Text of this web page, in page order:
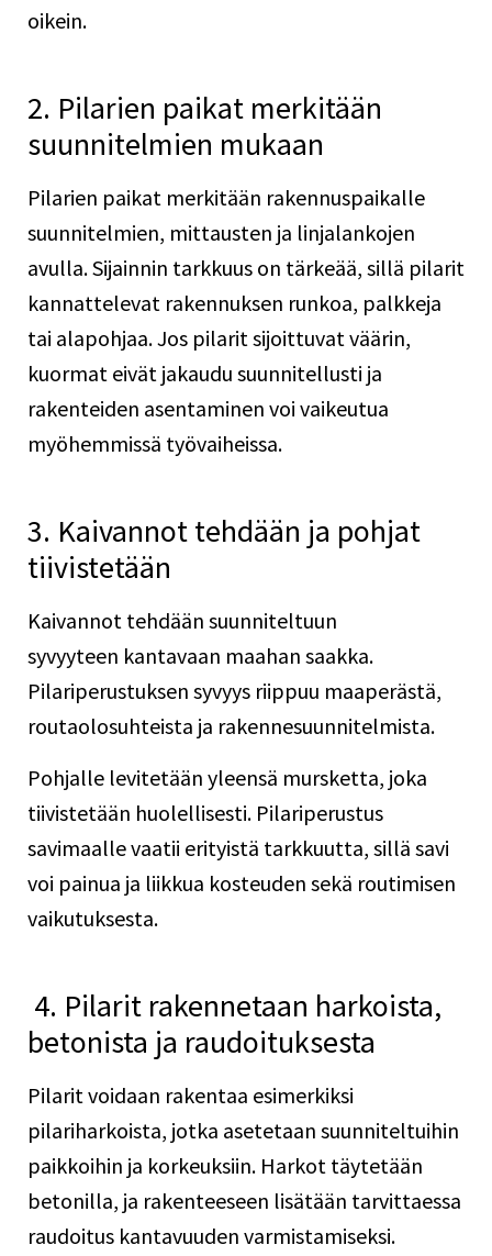
oikein.
2. Pilarien paikat merkitään
suunnitelmien mukaan
Pilarien paikat merkitään rakennuspaikalle
suunnitelmien, mittausten ja linjalankojen
avulla. Sijainnin tarkkuus on tärkeää, sillä pilarit
kannattelevat rakennuksen runkoa, palkkeja
tai alapohjaa. Jos pilarit sijoittuvat väärin,
kuormat eivät jakaudu suunnitellusti ja
rakenteiden asentaminen voi vaikeutua
myöhemmissä työvaiheissa.
3. Kaivannot tehdään ja pohjat
tiivistetään
Kaivannot tehdään suunniteltuun
syvyyteen kantavaan maahan saakka.
Pilariperustuksen syvyys riippuu maaperästä,
routaolosuhteista ja rakennesuunnitelmista.
Pohjalle levitetään yleensä mursketta, joka
tiivistetään huolellisesti. Pilariperustus
savimaalle vaatii erityistä tarkkuutta, sillä savi
voi painua ja liikkua kosteuden sekä routimisen
vaikutuksesta.
4. Pilarit rakennetaan harkoista,
betonista ja raudoituksesta
Pilarit voidaan rakentaa esimerkiksi
pilariharkoista, jotka asetetaan suunniteltuihin
paikkoihin ja korkeuksiin. Harkot täytetään
betonilla, ja rakenteeseen lisätään tarvittaessa
raudoitus kantavuuden varmistamiseksi.